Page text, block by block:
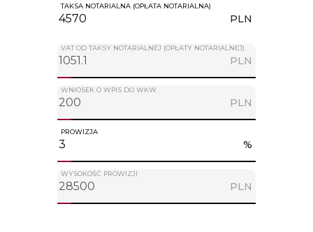
TAKSA NOTARIALNA (OPŁATA NOTARIALNA)
PLN
VAT OD TAKSY NOTARIALNEJ (OPŁATY NOTARIALNEJ)
PLN
WNIOSEK O WPIS DO WKW
PLN
PROWIZJA
%
WYSOKOŚĆ PROWIZJI
PLN